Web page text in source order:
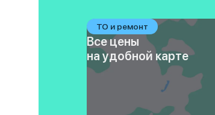
ТО и ремонт
Все цены
на удобной карте